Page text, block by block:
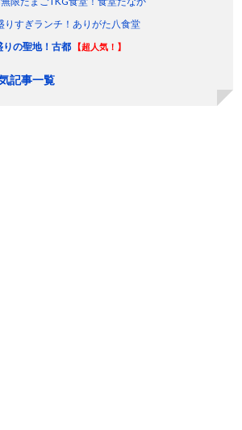
りすぎランチ！ありがた八食堂
の聖地！古都
【超人気！】
記事一覧